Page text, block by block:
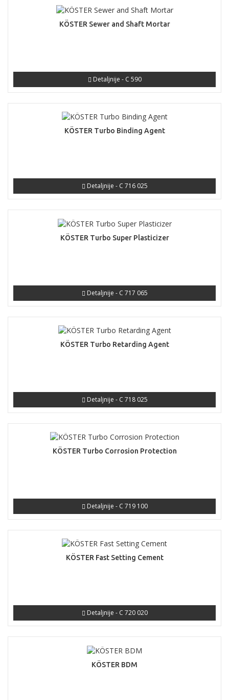
KÖSTER Sewer and Shaft Mortar
Detaljnije - C 590
KÖSTER Turbo Binding Agent
Detaljnije - C 716 025
KÖSTER Turbo Super Plasticizer
Detaljnije - C 717 065
KÖSTER Turbo Retarding Agent
Detaljnije - C 718 025
KÖSTER Turbo Corrosion Protection
Detaljnije - C 719 100
KÖSTER Fast Setting Cement
Detaljnije - C 720 020
KÖSTER BDM